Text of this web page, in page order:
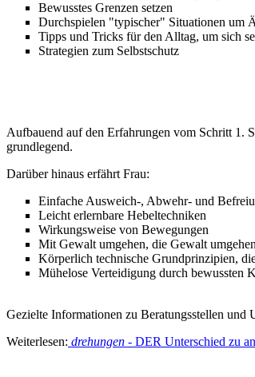
Bewusstes Grenzen setzen
Durchspielen "typischer" Situationen um
Tipps und Tricks für den Alltag, um sich
Strategien zum Selbstschutz
Aufbauend auf den Erfahrungen vom Schritt 1.
grundlegend.
Darüber hinaus erfährt Frau:
Einfache Ausweich-, Abwehr- und
Leicht erlernbare Hebeltechniken
Wirkungsweise von Bewegungen
Mit Gewalt umgehen, die Gewalt umgehen
Körperlich technische Grundprinzipien,
Mühelose Verteidigung durch bewussten
Gezielte Informationen zu Beratungsstellen und
Weiterlesen: drehungen - DER Unterschied zu